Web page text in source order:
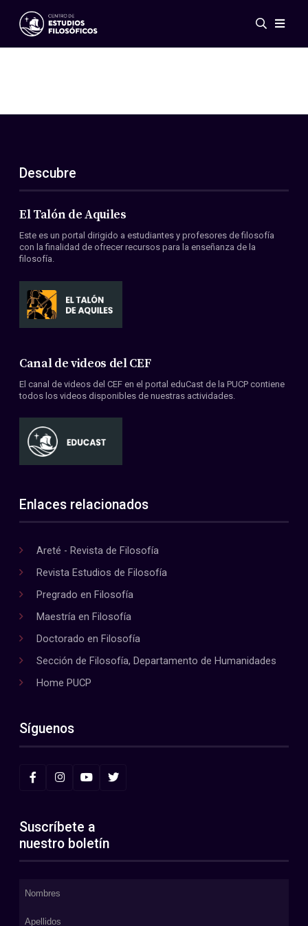
Eventos
ES
EN
Acerca de nosotros
Miembros
Convenios
Descubre
El Talón de Aquiles
Este es un portal dirigido a estudiantes y profesores de filosofía
con la finalidad de ofrecer recursos para la enseñanza de la
filosofía.
Canal de videos del CEF
El canal de videos del CEF en el portal eduCast de la PUCP contiene
todos los videos disponibles de nuestras actividades.
Enlaces relacionados
Areté - Revista de Filosofía
Revista Estudios de Filosofía
Pregrado en Filosofía
Maestría en Filosofía
Doctorado en Filosofía
Sección de Filosofía, Departamento de Humanidades
Home PUCP
Síguenos
Suscríbete a
nuestro boletín